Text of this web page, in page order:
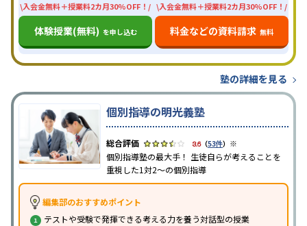
\入会金無料＋授業料2カ月30%OFF！/
体験授業(無料) を申し込む
\入会金無料＋授業料2カ月30%OFF！/
料金などの資料請求 無料
塾の詳細を見る
個別指導の明光義塾
3.6（53件） ※
個別指導塾の最大手！ 生徒自らが考えることを
重視した1対2〜の個別指導
編集部のおすすめポイント
テストや受験で発揮できる考える力を養う対話型の授業